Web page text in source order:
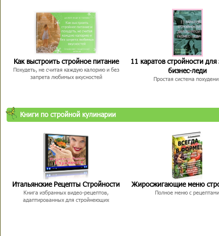
Как выстроить стройное питание
Похудеть, не считая каждую калорию и без
запрета любимых вкусностей
11 каратов стройности для
бизнес-леди
Простая система
Книги по стройной кулинарии
Итальянские Рецепты Стройности
Книга избранных видео-рецептов,
адаптированных для стройнеющих
Жиросжигающие меню
Полное меню с рецептами